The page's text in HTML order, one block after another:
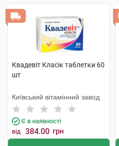
Квадевіт Класік таблетки 60
шт
Київський вітамінний завод
Є в наявності
від 384.00 грн